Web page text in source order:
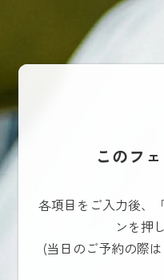
このフ
各項目をご入力後、
ンを押
(当日のご予約の際